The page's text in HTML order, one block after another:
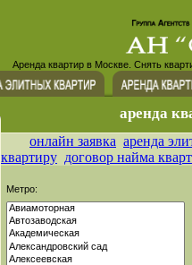
Аренда квартир в Москве. Снять
аренда
онлайн заявка аренда
квартиру договор найма
Метро: